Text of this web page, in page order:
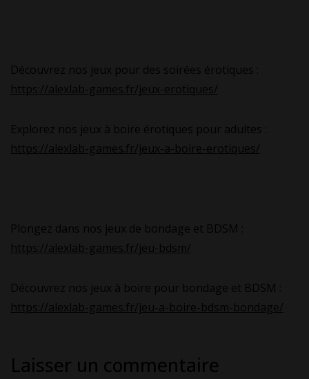
Découvrez nos jeux pour des soirées érotiques :
https://alexlab-games.fr/jeux-erotiques/
Explorez nos jeux à boire érotiques pour adultes :
https://alexlab-games.fr/jeux-a-boire-erotiques/
Plongez dans nos jeux de bondage et BDSM :
https://alexlab-games.fr/jeu-bdsm/
Découvrez nos jeux à boire pour bondage et BDSM :
https://alexlab-games.fr/jeu-a-boire-bdsm-bondage/
Laisser un commentaire